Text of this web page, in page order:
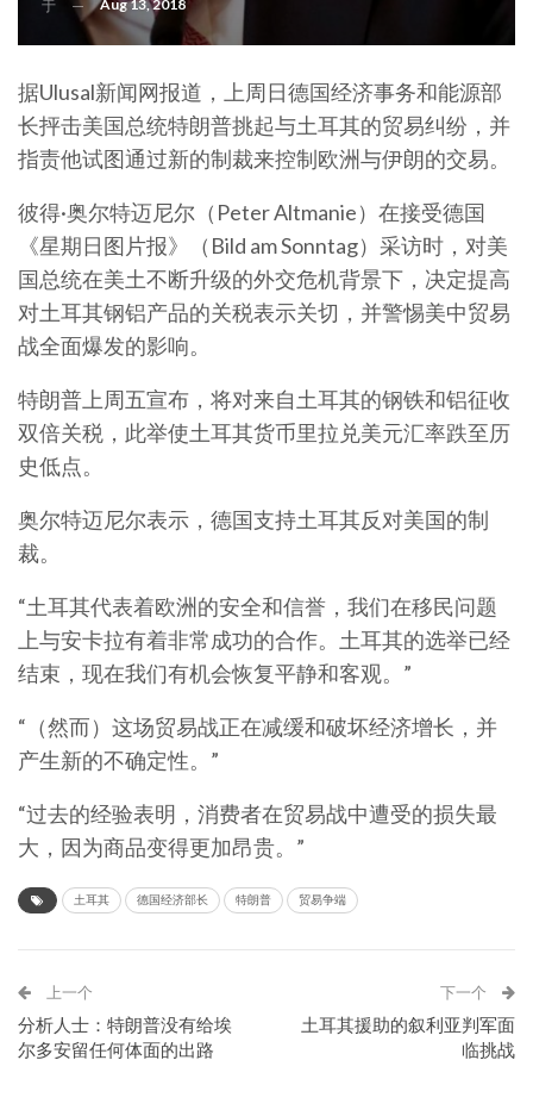
于 Aug 13, 2018
据Ulusal新闻网报道，上周日德国经济事务和能源部
长抨击美国总统特朗普挑起与土耳其的贸易纠纷，并
指责他试图通过新的制裁来控制欧洲与伊朗的交易。
彼得·奥尔特迈尼尔（Peter Altmanie）在接受德国
《星期日图片报》（Bild am Sonntag）采访时，对美
国总统在美土不断升级的外交危机背景下，决定提高
对土耳其钢铝产品的关税表示关切，并警惕美中贸易
战全面爆发的影响。
特朗普上周五宣布，将对来自土耳其的钢铁和铝征收
双倍关税，此举使土耳其货币里拉兑美元汇率跌至历
史低点。
奥尔特迈尼尔表示，德国支持土耳其反对美国的制
裁。
“土耳其代表着欧洲的安全和信誉，我们在移民问题
上与安卡拉有着非常成功的合作。土耳其的选举已经
结束，现在我们有机会恢复平静和客观。”
“（然而）这场贸易战正在减缓和破坏经济增长，并
产生新的不确定性。”
“过去的经验表明，消费者在贸易战中遭受的损失最
大，因为商品变得更加昂贵。”
土耳其 德国经济部长 特朗普 贸易争端
上一个
分析人士：特朗普没有给埃
尔多安留任何体面的出路
下一个
土耳其援助的叙利亚判军面
临挑战